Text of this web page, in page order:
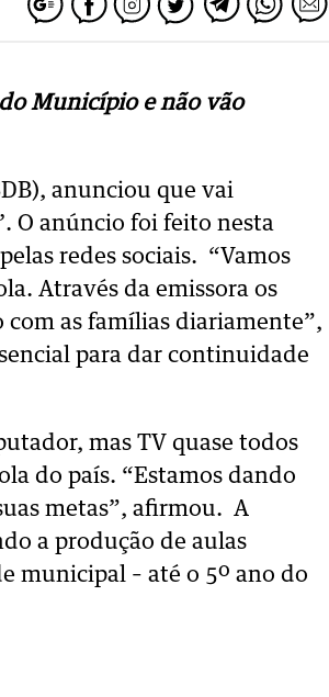
Município e não vão
anunciou que vai
O anúncio foi feito nesta
redes sociais. “Vamos
Através da emissora os
com as famílias diariamente”,
para dar continuidade
mas TV quase todos
do país. “Estamos dando
metas”, afirmou. A
a produção de aulas
municipal – até o 5º ano do